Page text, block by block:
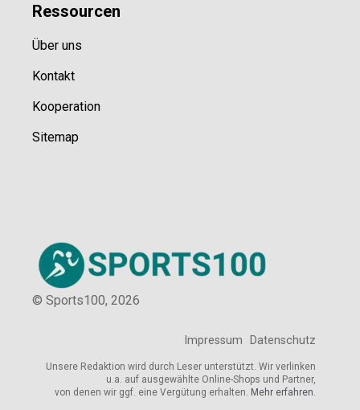
Ressourcen
Über uns
Kontakt
Kooperation
Sitemap
© Sports100, 2026
Impressum Datenschutz
Unsere Redaktion wird durch Leser unterstützt. Wir verlinken
u.a. auf ausgewählte Online-Shops und Partner,
von denen wir ggf. eine Vergütung erhalten. Mehr erfahren.